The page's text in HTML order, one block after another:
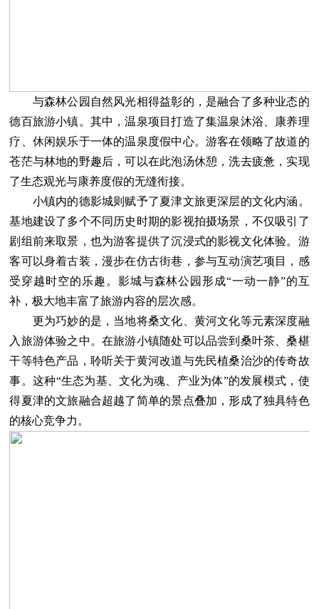
与森林公园自然风光相得益彰的，是融合了多种业态的
德百旅游小镇。其中，温泉项目打造了集温泉沐浴、康养理
疗、休闲娱乐于一体的温泉度假中心。游客在领略了故道的
苍茫与林地的野趣后，可以在此泡汤休憩，洗去疲惫，实现
了生态观光与康养度假的无缝衔接。
小镇内的德影城则赋予了夏津文旅更深层的文化内涵。
基地建设了多个不同历史时期的影视拍摄场景，不仅吸引了
剧组前来取景，也为游客提供了沉浸式的影视文化体验。游
客可以身着古装，漫步在仿古街巷，参与互动演艺项目，感
受穿越时空的乐趣。影城与森林公园形成“一动一静”的互
补，极大地丰富了旅游内容的层次感。
更为巧妙的是，当地将桑文化、黄河文化等元素深度融
入旅游体验之中。在旅游小镇随处可以品尝到桑叶茶、桑椹
干等特色产品，聆听关于黄河改道与先民植桑治沙的传奇故
事。这种“生态为基、文化为魂、产业为体”的发展模式，使
得夏津的文旅融合超越了简单的景点叠加，形成了独具特色
的核心竞争力。